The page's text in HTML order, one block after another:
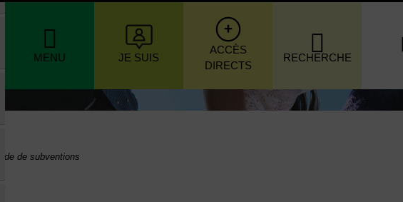
MENU
de navigation principale
JE SUIS
ACCÈS
DIRECTS
RECHERCHE
de subventions